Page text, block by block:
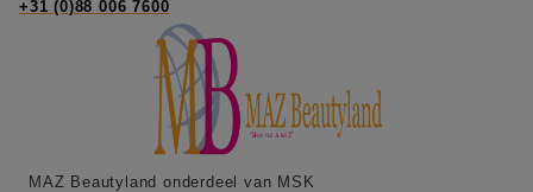
+31 (0)88 006 7600
MAZ Beautyland onderdeel van MSK